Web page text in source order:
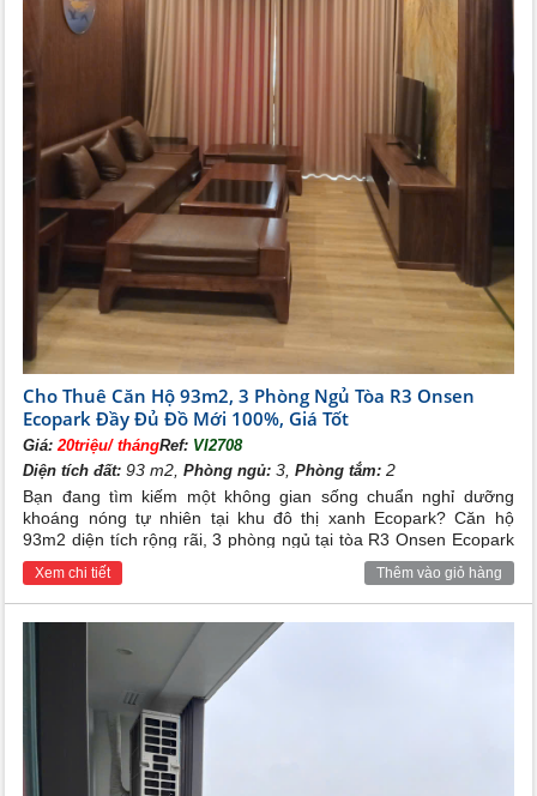
Cho Thuê Căn Hộ 93m2, 3 Phòng Ngủ Tòa R3 Onsen
Ecopark Đầy Đủ Đồ Mới 100%, Giá Tốt
Giá:20triệu/ thángRef: VI2708
Diện tích đất: 93 m2,Phòng ngủ: 3,Phòng tắm: 2
Bạn đang tìm kiếm một không gian sống chuẩn nghỉ dưỡng
khoáng nóng tự nhiên tại khu đô thị xanh Ecopark? Căn hộ
93m2 diện tích rộng rãi, 3 phòng ngủ tại tòa R3 Onsen Ecopark
với đầy đủ nội thất cao cấp đang cần cho thuê gấp với mức giá
ưu đãi nhất thị trường.
Xem chi tiết Thêm vào giỏ hàng